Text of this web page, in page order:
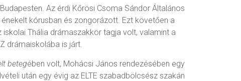
Az érdi Kőrösi Csoma Sándor Általános
kórusban és zongorázott. Ezt követően a
Thália drámaszakkör tagja volt, valamint a
drámaiskolába is járt.
betegében volt, Mohácsi János rendezésében egy
után egy évig az ELTE szabadbölcsész szakán